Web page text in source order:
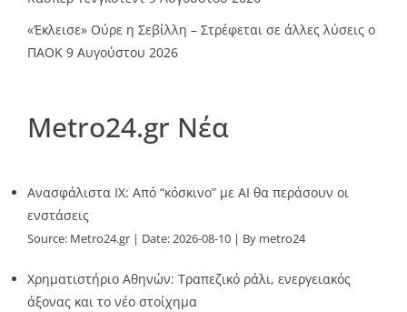
«Έκλεισε» Ούρε η Σεβίλλη – Στρέφεται σε άλλες λύσεις ο
ΠΑΟΚ 9 Αυγούστου 2026
Metro24.gr Νέα
Ανασφάλιστα ΙΧ: Από “κόσκινο” με AI θα περάσουν οι
ενστάσεις
Source: Metro24.gr Date: 2026-08-10 By metro24
Χρηματιστήριο Αθηνών: Τραπεζικό ράλι, ενεργειακός
άξονας και το νέο στοίχημα